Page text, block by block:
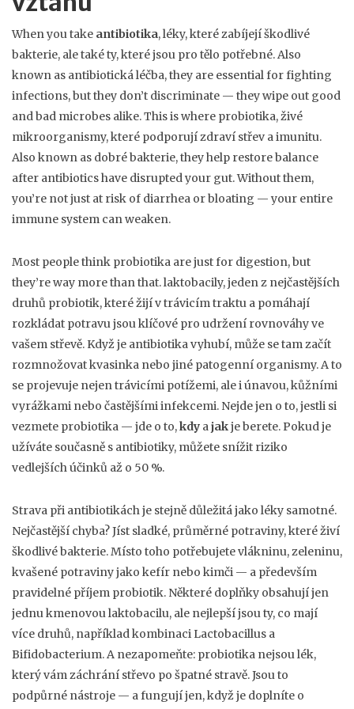
When you take antibiotika,léky, které zabíjejí škodlivé
bakterie, ale také ty, které jsou pro tělo potřebné. Also
known as antibiotická léčba, they are essential for fighting
infections, but they don’t discriminate — they wipe out good
and bad microbes alike.This is where probiotika,živé
mikroorganismy, které podporují zdraví střev a imunitu.
Also known as dobré bakterie, they help restore balance
after antibiotics have disrupted your gut.Without them,
you’re not just at risk of diarrhea or bloating — your entire
immune system can weaken.
Most people think probiotika are just for digestion, but
they’re way more than that.laktobacily,jeden z nejčastějších
druhů probiotik, které žijí v trávicím traktu a pomáhají
rozkládat potravujsou klíčové pro udržení rovnováhy ve
vašem střevě. Když je antibiotika vyhubí, může se tam začít
rozmnožovat kvasinka nebo jiné patogenní organismy. A to
se projevuje nejen trávicími potížemi, ale i únavou, kůžními
vyrážkami nebo častějšími infekcemi. Nejde jen o to, jestli si
vezmete probiotika — jde o to,kdy ajakje berete. Pokud je
užíváte současně s antibiotiky, můžete snížit riziko
vedlejších účinků až o 50 %.
Strava při antibiotikách je stejně důležitá jako léky samotné.
Nejčastější chyba? Jíst sladké, průměrné potraviny, které živí
škodlivé bakterie. Místo toho potřebujete vlákninu, zeleninu,
kvašené potraviny jako kefír nebo kimči — a především
pravidelné příjem probiotik. Některé doplňky obsahují jen
jednu kmenovou laktobacilu, ale nejlepší jsou ty, co mají
více druhů, například kombinaci Lactobacillus a
Bifidobacterium. A nezapomeňte: probiotika nejsou lék,
který vám záchrání střevo po špatné stravě. Jsou to
podpůrné nástroje — a fungují jen, když je doplníte o